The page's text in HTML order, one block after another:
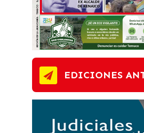
EDICIONES